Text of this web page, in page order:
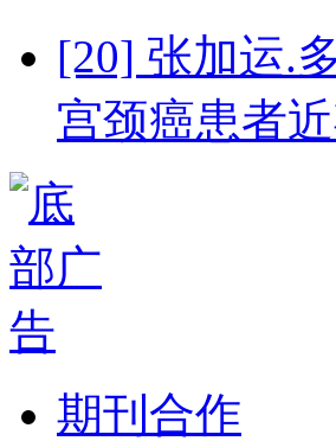
[20] 张加运.
宫颈癌患者
期刊合作